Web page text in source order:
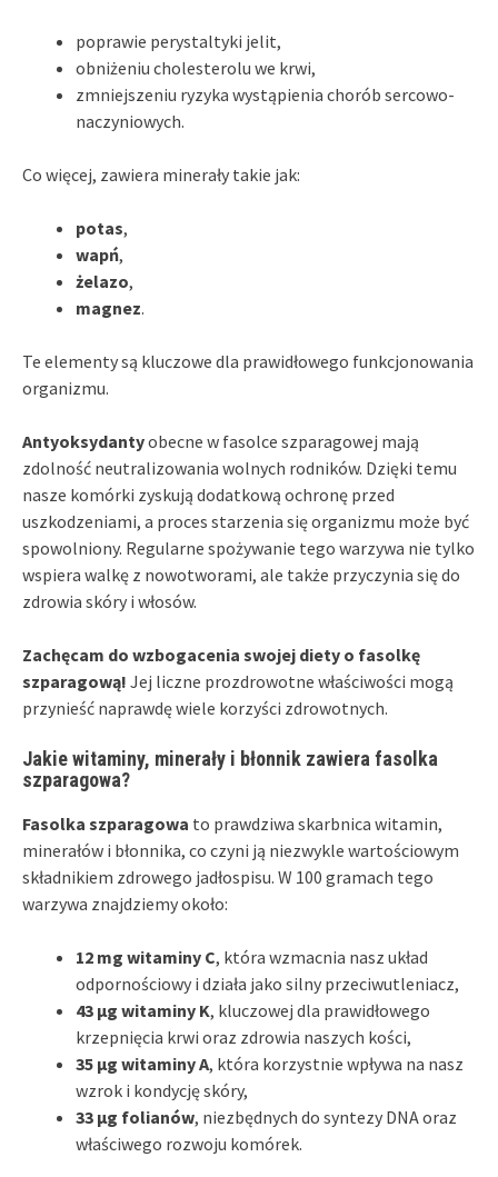
poprawie perystaltyki jelit,
obniżeniu cholesterolu we krwi,
zmniejszeniu ryzyka wystąpienia chorób sercowo-
naczyniowych.
Co więcej, zawiera minerały takie jak:
potas,
wapń,
żelazo,
magnez.
Te elementy są kluczowe dla prawidłowego funkcjonowania
organizmu.
Antyoksydantyobecne w fasolce szparagowej mają
zdolność neutralizowania wolnych rodników. Dzięki temu
nasze komórki zyskują dodatkową ochronę przed
uszkodzeniami, a proces starzenia się organizmu może być
spowolniony. Regularne spożywanie tego warzywa nie tylko
wspiera walkę z nowotworami, ale także przyczynia się do
zdrowia skóry i włosów.
Zachęcam do wzbogacenia swojej diety o fasolkę
szparagową! Jej liczne prozdrowotne właściwości mogą
przynieść naprawdę wiele korzyści zdrowotnych.
Jakie witaminy, minerały i błonnik zawiera fasolka
szparagowa?
Fasolka szparagowa to prawdziwa skarbnica witamin,
minerałów i błonnika, co czyni ją niezwykle wartościowym
składnikiem zdrowego jadłospisu. W 100 gramach tego
warzywa znajdziemy około:
12 mg witaminy C, która wzmacnia nasz układ
odpornościowy i działa jako silny przeciwutleniacz,
43 µg witaminy K, kluczowej dla prawidłowego
krzepnięcia krwi oraz zdrowia naszych kości,
35 µg witaminy A, która korzystnie wpływa na nasz
wzrok i kondycję skóry,
33 µg folianów, niezbędnych do syntezy DNA oraz
właściwego rozwoju komórek.